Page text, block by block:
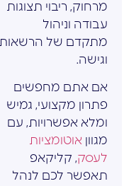
מרחוק, ריבוי תצוגות
עבודה וניהול
מתקדם של הרשאות
וגישה.
אם אתם מחפשים
פתרון מקצועי, גמיש
ומלא אפשרויות, עם
מגוון אוטומציות
לעסק, קליקאפ
תאפשר לכם לנהל